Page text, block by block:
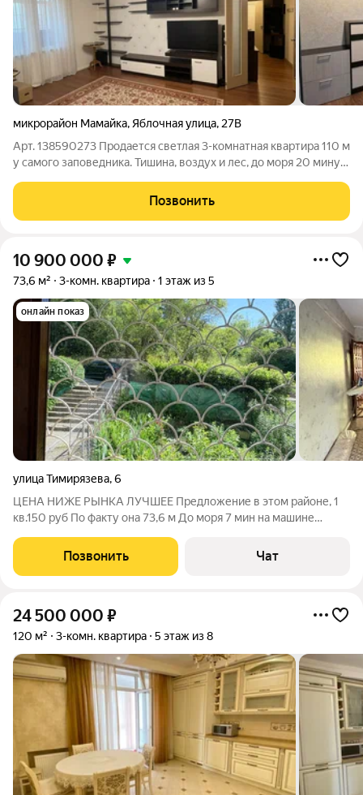
микрорайон Мамайка, Яблочная улица, 27В
Арт. 138590273 Продается светлая 3-комнатная квартира 110 м
у самого заповедника. Тишина, воздух и лес, до моря 20 минут
Кухня-столовая с техникой Electrolux и встроенным
Позвонить
10 900 000 ₽
73,6 м² 3-комн. квартира 1 этаж из 5
онлайн показ
улица Тимирязева,6
ЦЕНА НИЖЕ РЫНКА ЛУЧШЕЕ Предложение в этом районе, 1
кв.150 руб По факту она 73,6 м До моря 7 мин на машине
прохладная летом, планировка распашонка В доме ГАЗ,
построен в 1985 году, Санузел раздельный,
Позвонить Чат
24 500 000 ₽
120 м² 3-комн. квартира 5 этаж из 8